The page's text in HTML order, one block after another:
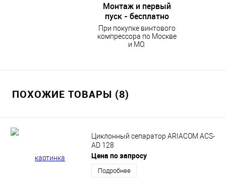
Монтаж и первый
пуск - бесплатно
При покупке винтового
компрессора по Москве
и МО.
ПОХОЖИЕ ТОВАРЫ (8)
Циклонный сепаратор ARIACOM ACS-
AD 128
Цена по запросу
Подробнее